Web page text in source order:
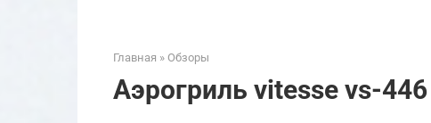
Главная » Обзоры
Аэрогриль vitesse vs-446